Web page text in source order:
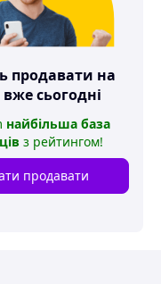
продавати на
вже сьогодні
найбільша база
з рейтингом!
продавати